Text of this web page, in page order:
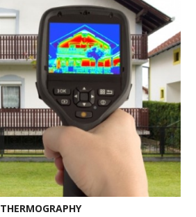
THERMOGRAPHY